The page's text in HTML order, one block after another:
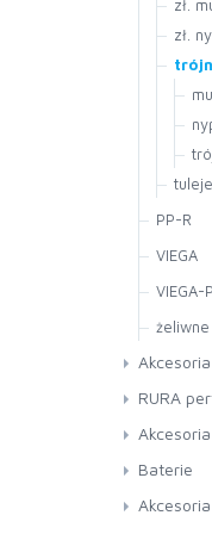
zł.
zł.
tuleje
PP-R
VIEGA
żeliwne
Luty,
Akc. do
Akc. do
Nici,
RURA
Węże
Głowice
Baterie
SOLA